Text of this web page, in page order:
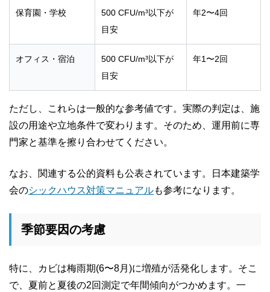
保育園・学校
500 CFU/m³以下が
目安
年2〜4回
オフィス・宿泊
500 CFU/m³以下が
目安
年1〜2回
ただし、これらは一般的な参考値です。実際の判定は、施
設の用途や立地条件で変わります。そのため、運用前に専
門家と基準を擦り合わせてください。
なお、関連する公的資料も公表されています。日本建築学
会のシックハウス対策マニュアルも参考になります。
季節要因の考慮
特に、カビは梅雨期(6〜8月)に増殖が活発化します。そこ
で、夏前と夏後の2回測定で年間傾向がつかめます。一